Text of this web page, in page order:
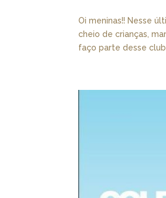
Oi meninas!! Nesse
cheio de crianças,
faço parte desse